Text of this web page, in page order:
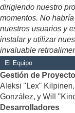
dirigiendo nuestro
momentos. No
nuestros usuarios y
instalar y utilizar
invaluable
El Equipo
Gestión de
Aleksi "Lex"
González, y Will
Desarrolladores